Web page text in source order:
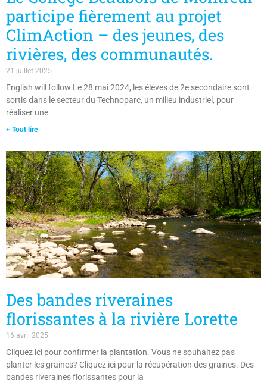
participe fièrement au projet
ClimAction – des jeunes, des
rivières, des communautés.
English will follow Le 28 mai 2024, les élèves de 2e secondaire sont
sortis dans le secteur du Technoparc, un milieu industriel, pour
réaliser une
Des bandes riveraines
florissantes à la rivière Lorette
Cliquez ici pour confirmer la plantation. Vous ne souhaitez pas
planter les graines? Cliquez ici pour la récupération des graines. Des
bandes riveraines florissantes pour la